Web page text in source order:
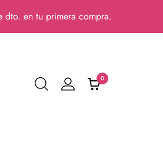
dto. en tu primera compra.
0